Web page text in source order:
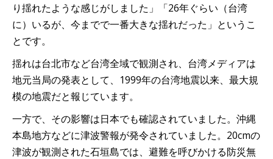
り揺れたような感じがしました」「26年ぐらい（台湾
に）いるが、今までで一番大きな揺れだった」というこ
とです。
揺れは台北市など台湾全域で観測され、台湾メディアは
地元当局の発表として、1999年の台湾地震以来、最大規
模の地震だと報じています。
一方で、その影響は日本でも確認されていました。沖縄
本島地方などに津波警報が発令されていました。20cmの
津波が観測された石垣島では、避難を呼びかける防災無